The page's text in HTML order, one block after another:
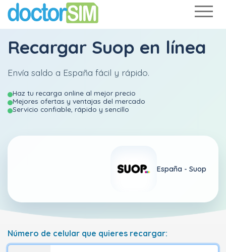
Recargar Suop en línea
Envía saldo a España fácil y rápido.
Haz tu recarga online al mejor precio
Mejores ofertas y ventajas del mercado
Servicio confiable, rápido y sencillo
España - Suop
Número de celular que quieres recargar: